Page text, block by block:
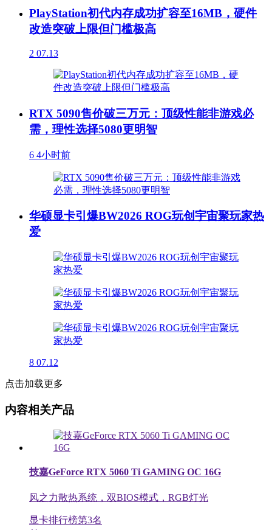
PlayStation初代内存成功扩容至16MB，硬件
改造突破上限但门槛极高
2 07.13
RTX 5090售价破三万元：顶级性能非游戏必
需，理性选择5080更明智
6 4小时前
华硕显卡引爆BW2026 ROG玩创宇宙聚玩家热
爱
8 07.12
点击加载更多
内容相关产品
技嘉GeForce RTX 5060 Ti GAMING OC 16G
风之力散热系统，双BIOS模式，RGB灯光
显卡排行榜第3名